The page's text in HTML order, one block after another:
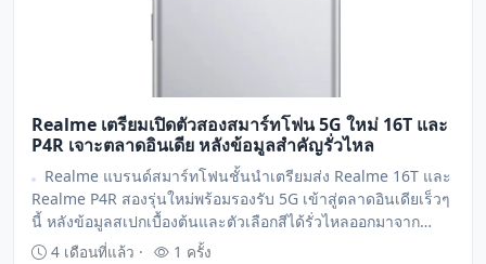
Realme เตรียมเปิดตัวสองสมาร์ทโฟน 5G ใหม่ 16T และ
P4R เจาะตลาดอินเดีย หลังข้อมูลสำคัญรั่วไหล
Realme แบรนด์สมาร์ทโฟนชั้นนำเตรียมส่ง Realme 16T และ
Realme P4R สองรุ่นใหม่พร้อมรองรับ 5G เข้าสู่ตลาดอินเดียเร็วๆ
นี้ หลังข้อมูลสเปกเบื้องต้นและตัวเลือกสีได้รั่วไหลออกมาจาก
แหล่งข่าววงในบนแพลตฟอร์ม X บ่งชี้ถึงการขยายไลน์อัพ
4 เดือนที่แล้ว · 1 ครั้ง